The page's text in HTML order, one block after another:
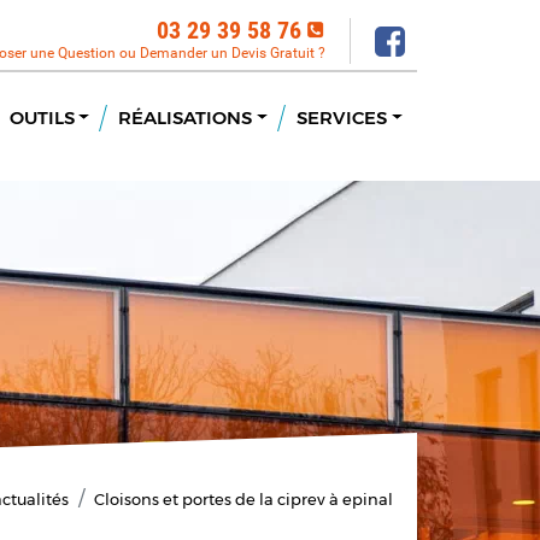
03 29 39 58 76
une Question ou Demander un Devis Gratuit ?
OUTILS RÉALISATIONS SERVICES
Cloisons et portes de la ciprev à epinal